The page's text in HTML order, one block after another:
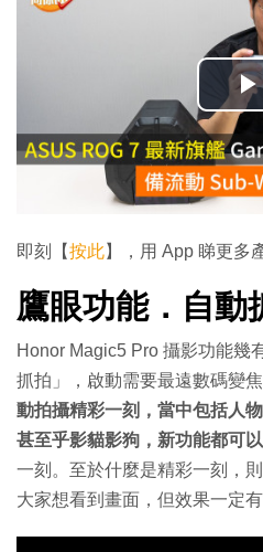
即刻【按此】，用 App 睇更多
鷹眼功能．自動
Honor Magic5 Pro 攝影功能幾
抓拍」，啟動需要最遠數碼變
動拍攝精彩一刻，當中包括人
甚至乎影貓影狗，新功能都可
一刻。至於什麼是精彩一刻，
大家想看到畫面，但效果一定有